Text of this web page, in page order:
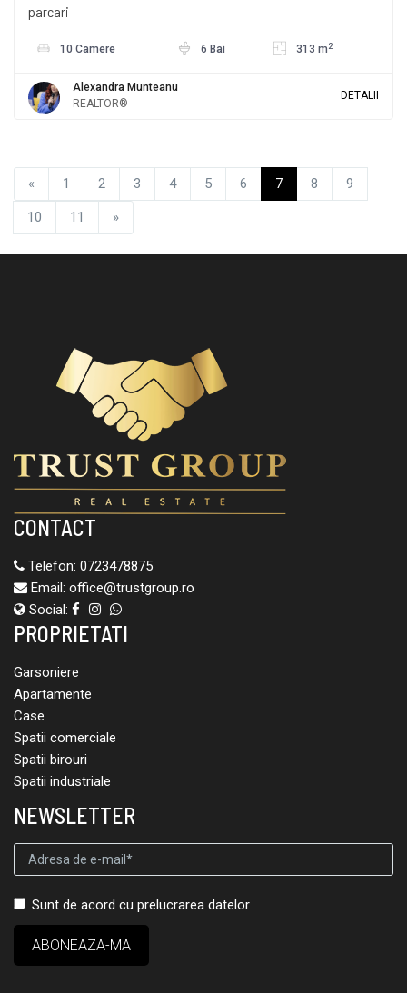
parcari
10 Camere 6 Bai 313 m 2
Alexandra Munteanu
REALTOR®
DETALII
« 1 2 3 4 5 6 7 8 9
10 11 »
CONTACT
Telefon: 0723478875
Email: office@trustgroup.ro
Social:
PROPRIETATI
Garsoniere
Apartamente
Case
Spatii comerciale
Spatii birouri
Spatii industriale
NEWSLETTER
Sunt de acord cu prelucrarea datelor